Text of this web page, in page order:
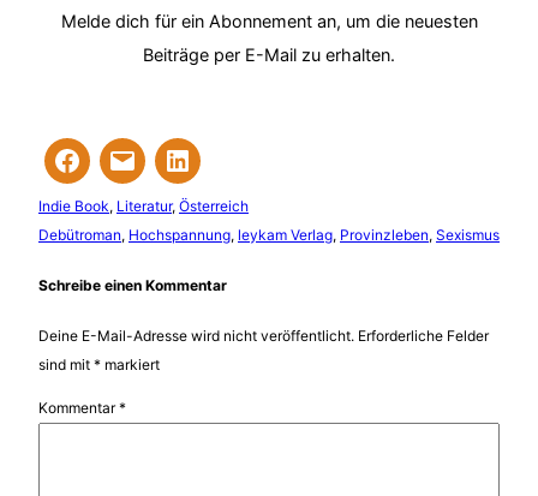
Melde dich für ein Abonnement an, um die neuesten
Beiträge per E-Mail zu erhalten.
Indie Book, Literatur, Österreich
Debütroman, Hochspannung, leykam Verlag, Provinzleben, Sexismus
Schreibe einen Kommentar
Deine E-Mail-Adresse wird nicht veröffentlicht. Erforderliche Felder
sind mit * markiert
Kommentar*